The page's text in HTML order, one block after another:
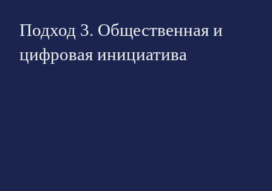
Подход 3. Общественная и
цифровая инициатива